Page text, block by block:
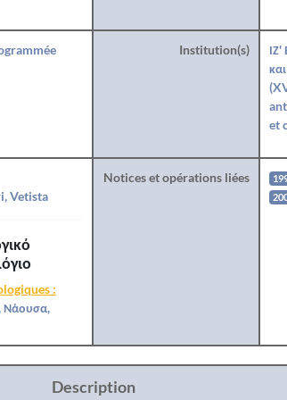
Institution(s)
ΙΖ'
et
Vetista
:
Νάουσα,
Notices et opérations liées
Description